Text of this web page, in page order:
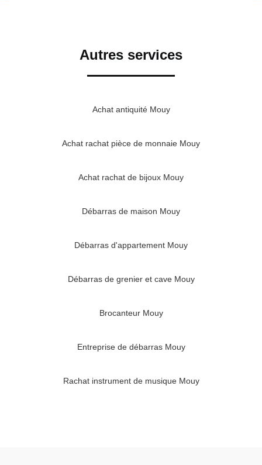
Autres services
Achat antiquité Mouy
Achat rachat pièce de monnaie Mouy
Achat rachat de bijoux Mouy
Débarras de maison Mouy
Débarras d'appartement Mouy
Débarras de grenier et cave Mouy
Brocanteur Mouy
Entreprise de débarras Mouy
Rachat instrument de musique Mouy